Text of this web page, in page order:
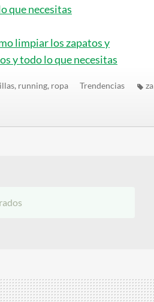
que necesitas
limpiar los zapatos y
y todo lo que necesitas
running, ropa Trendencias